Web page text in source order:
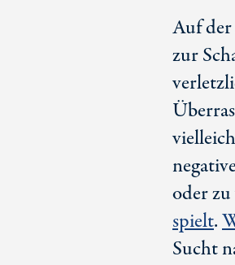
Auf
zur
oder
spielt.
Sucht